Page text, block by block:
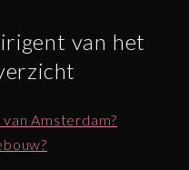
van het
Amsterdam?